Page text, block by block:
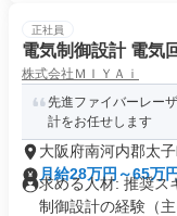
正社員
電気制御設計 電気
株式会社ＭＩＹＡｉ
先進ファイバーレー
計をお任せします
大阪府南河内郡太
月給28万円～65万円
求める人材: 推奨ス
制御設計の経験（主